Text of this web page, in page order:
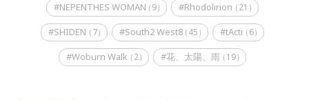
#NEPENTHES WOMAN（9） #Rhodolirion（21）
#SHIDEN（7） #South2 West8（45） #tActi（6）
#Woburn Walk（2） #花、太陽、雨（19）